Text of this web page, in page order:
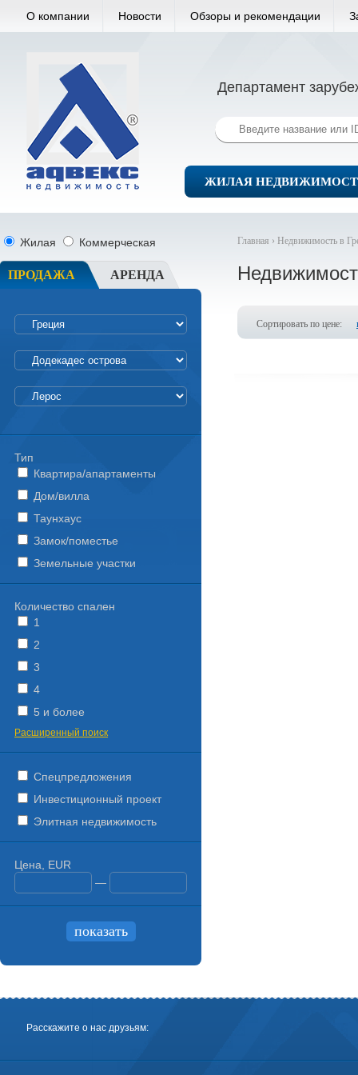
О компании Новости Обзоры и рекомендации
Департамент
ЖИЛАЯ
Главная › Недвижимость в
Сортировать по цене:
Жилая Коммерческая
ПРОДАЖА АРЕНДА
Тип
Квартира/апартаменты
Дом/вилла
Таунхаус
Замок/поместье
Земельные участки
Количество спален
1
2
3
4
5 и более
Расширенный поиск
Спецпредложения
Инвестиционный проект
Элитная недвижимость
Цена, EUR
—
Расскажите о нас друзьям: